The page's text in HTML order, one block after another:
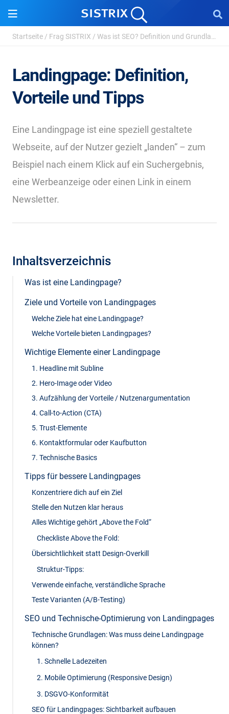
Startseite / Frag SISTRIX / Was ist SEO? Definition und Grundlagen der Suchmas...
Landingpage: Definition,
Vorteile und Tipps
Eine Landingpage ist eine speziell gestaltete
Webseite, auf der Nutzer gezielt „landen“ – zum
Beispiel nach einem Klick auf ein Suchergebnis,
eine Werbeanzeige oder einen Link in einem
Newsletter.
Inhaltsverzeichnis
Was ist eine Landingpage?
Ziele und Vorteile von Landingpages
Welche Ziele hat eine Landingpage?
Welche Vorteile bieten Landingpages?
Wichtige Elemente einer Landingpage
1. Headline mit Subline
2. Hero-Image oder Video
3. Aufzählung der Vorteile / Nutzenargumentation
4. Call-to-Action (CTA)
5. Trust-Elemente
6. Kontaktformular oder Kaufbutton
7. Technische Basics
Tipps für bessere Landingpages
Konzentriere dich auf ein Ziel
Stelle den Nutzen klar heraus
Alles Wichtige gehört „Above the Fold“
Checkliste Above the Fold:
Übersichtlichkeit statt Design-Overkill
Struktur-Tipps:
Verwende einfache, verständliche Sprache
Teste Varianten (A/B-Testing)
SEO und Technische-Optimierung von Landingpages
Technische Grundlagen: Was muss deine Landingpage
können?
1. Schnelle Ladezeiten
2. Mobile Optimierung (Responsive Design)
3. DSGVO-Konformität
SEO für Landingpages: Sichtbarkeit aufbauen